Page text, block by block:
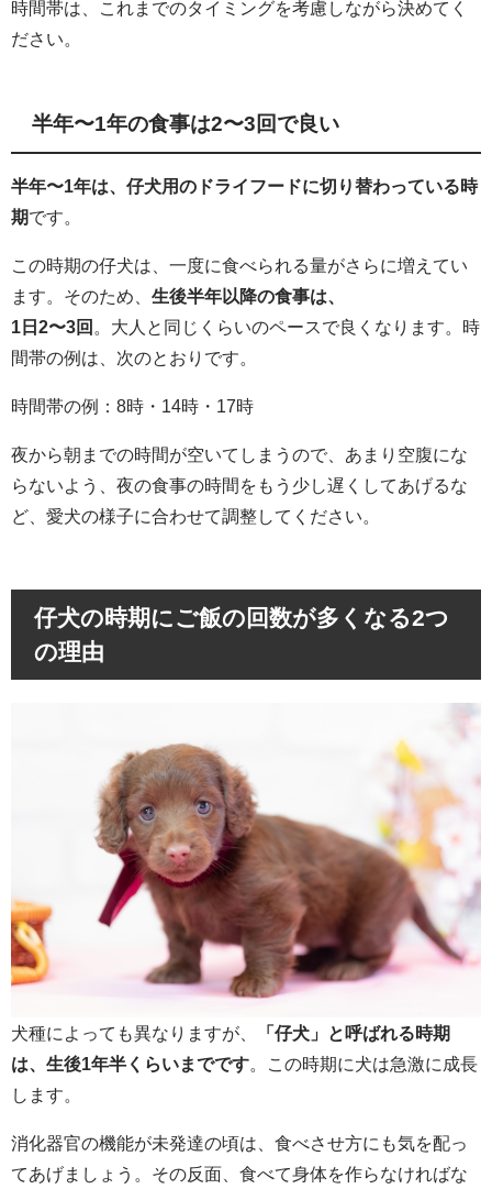
時間帯は、これまでのタイミングを考慮しながら決めてく
ださい。
半年〜1年の食事は2〜3回で良い
半年〜1年は、仔犬用のドライフードに切り替わっている時
期です。
この時期の仔犬は、一度に食べられる量がさらに増えてい
ます。そのため、 生後半年以降の食事は、
1日2〜3回
。大人と同じくらいのペースで良くなります。時
間帯の例は、次のとおりです。
時間帯の例：8時・14時・17時
夜から朝までの時間が空いてしまうので、あまり空腹にな
らないよう、夜の食事の時間をもう少し遅くしてあげるな
ど、愛犬の様子に合わせて調整してください。
仔犬の時期にご飯の回数が多くなる2つ
の理由
犬種によっても異なりますが、
「仔犬」と呼ばれる時期
は、生後1年半くらいまでです 。この時期に犬は急激に成長
します。
消化器官の機能が未発達の頃は、食べさせ方にも気を配っ
てあげましょう。その反面、食べて身体を作らなければな